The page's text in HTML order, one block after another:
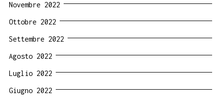
Novembre 2022
Ottobre 2022
Settembre 2022
Agosto 2022
Luglio 2022
Giugno 2022